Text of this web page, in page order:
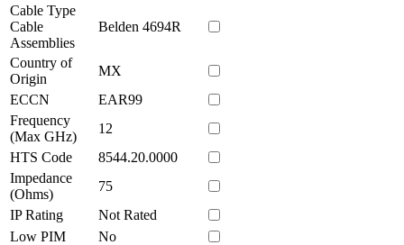
Cable Type
Cable
Assemblies
Belden 4694R
Country of
Origin
MX
ECCN
EAR99
Frequency
(Max GHz)
12
HTS Code
8544.20.0000
Impedance
(Ohms)
75
IP Rating
Not Rated
Low PIM
No